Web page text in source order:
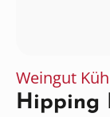
Weingut
Hipping